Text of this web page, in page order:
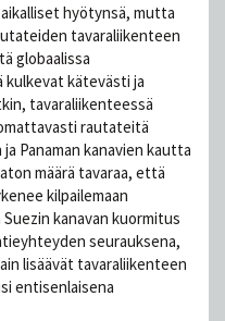
hyötynsä, mutta
tavaraliikenteen
globaalissa
kulkevat kätevästi ja
tavaraliikenteessä
rautateitä
Panaman kanavien kautta
määrä tavaraa, että
kilpailemaan
kanavan kuormitus
seurauksena,
lisäävät tavaraliikenteen
entisenlaisena